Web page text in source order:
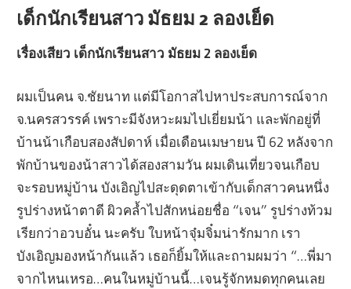
เด็กนักเรียนสาว มัธยม 2 ลองเย็ด
เรื่องเสียว เด็กนักเรียนสาว มัธยม 2 ลองเย็ด
ผมเป็นคน จ.ชัยนาท แต่มีโอกาสไปหาประสบการณ์จาก
จ.นครสวรรค์ เพราะมีจังหวะผมไปเยี่ยมน้า และพักอยู่ที่
บ้านน้าเกือบสองสัปดาห์ เมื่อเดือนเมษายน ปี 62 หลังจาก
พักบ้านของน้าสาวได้สองสามวัน ผมเดินเที่ยวจนเกือบ
จะรอบหมู่บ้าน บังเอิญไปสะดุดตาเข้ากับเด็กสาวคนหนึ่ง
รูปร่างหน้าตาดี ผิวคล้ำไปสักหน่อยชื่อ “เจน” รูปร่างท้วม
เรียกว่าอวบอั๋น นะครับ ใบหน้าจุ๋มจิ๋มน่ารักมาก เรา
บังเอิญมองหน้ากันแล้ว เธอก็ยิ้มให้และถามผมว่า “…พี่มา
จากไหนเหรอ…คนในหมู่บ้านนี้…เจนรู้จักหมดทุกคนเลย